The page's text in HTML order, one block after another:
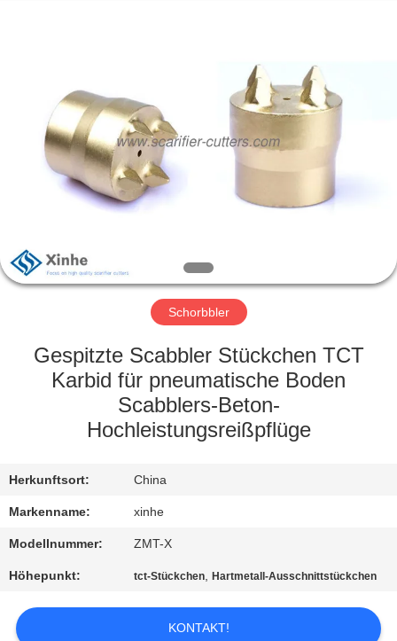
HAUSE
PRODUKTE
ÜBER
WERKSBESICHTIGUNG
QUALITÄTSKONTROLLE
KONTAKT
MIT
UNS
NEUIGKEITEN
Schorbbler
Gespitzte Scabbler Stückchen TCT
Karbid für pneumatische Boden
Scabblers-Beton-
Hochleistungsreißpflüge
Herkunftsort: China
Markenname: xinhe
Modellnummer: ZMT-X
Höhepunkt: tct-Stückchen,Hartmetall-Ausschnittstückchen
KONTAKT!